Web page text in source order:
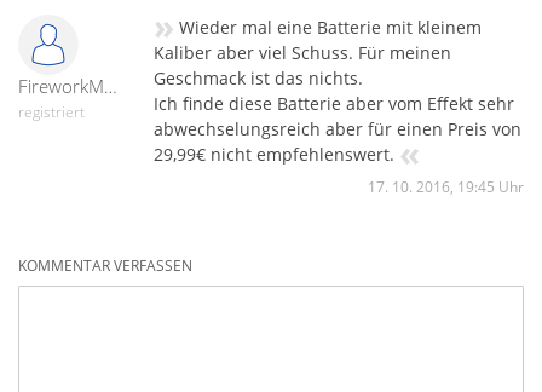
FireworkMaker579
registriert
» Wieder mal eine Batterie mit kleinem
Kaliber aber viel Schuss. Für meinen
Geschmack ist das nichts.
Ich finde diese Batterie aber vom Effekt sehr
abwechselungsreich aber für einen Preis von
29,99€ nicht empfehlenswert. «
17. 10. 2016, 19:45 Uhr
KOMMENTAR VERFASSEN